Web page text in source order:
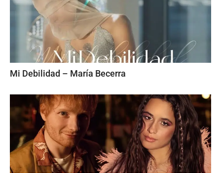
Mi Debilidad – María Becerra